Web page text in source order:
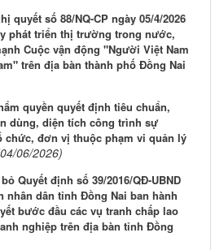
quyết số 88/NQ-CP ngày 05/4/2026
phát triển thị trường trong nước,
Cuộc vận động "Người Việt Nam
trên địa bàn thành phố Đồng Nai
quyền quyết định tiêu chuẩn,
dùng, diện tích công trình sự
chức, đơn vị thuộc phạm vi quản lý
06/2026)
Quyết định số 39/2016/QĐ-UBND
nhân dân tỉnh Đồng Nai ban hành
bước đầu các vụ tranh chấp lao
nghiệp trên địa bàn tỉnh Đồng